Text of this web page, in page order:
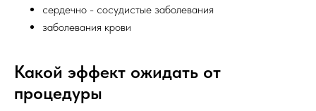
сердечно - сосудистые заболевания
заболевания крови
Какой эффект ожидать от
процедуры